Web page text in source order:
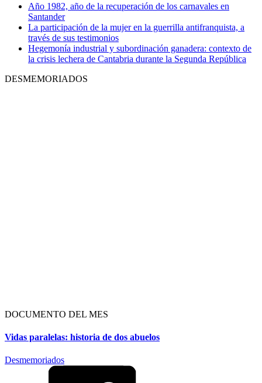
Año 1982, año de la recuperación de los carnavales en
Santander
La participación de la mujer en la guerrilla antifranquista, a
través de sus testimonios
Hegemonía industrial y subordinación ganadera: contexto de
la crisis lechera de Cantabria durante la Segunda República
DESMEMORIADOS
DOCUMENTO DEL MES
Vidas paralelas: historia de dos abuelos
Desmemoriados